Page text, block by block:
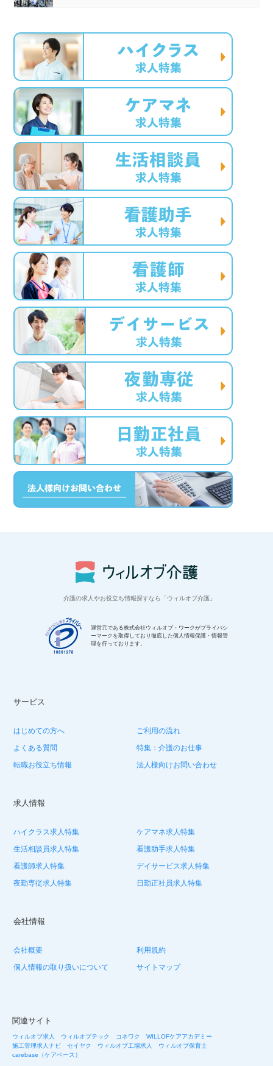
介護の求人やお役立ち情報探すなら「ウィルオブ介護」
運営元である株式会社ウィルオブ・ワークがプライバシ
ーマークを取得しており徹底した個人情報保護・情報管
理を行っております。
サービス
はじめての方へ
ご利用の流れ
よくある質問
特集：介護のお仕事
転職お役立ち情報
法人様向けお問い合わせ
求人情報
ハイクラス求人特集
ケアマネ求人特集
生活相談員求人特集
看護助手求人特集
看護師求人特集
デイサービス求人特集
夜勤専従求人特集
日勤正社員求人特集
会社情報
会社概要
利用規約
個人情報の取り扱いについて
サイトマップ
関連サイト
ウィルオブ求人 ウィルオブテック コネワク
WILLOFケアアカデミー
施工管理求人ナビ
セイヤク ウィルオブ工場求人
ウィルオブ保育士
carebase（ケアベース）